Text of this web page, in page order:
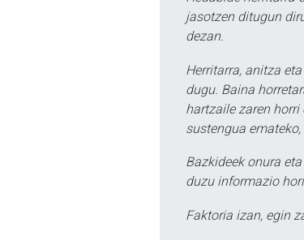
jasotzen ditugun
dezan.
Herritarra, anitza
dugu. Baina
hartzaile zaren
sustengua
Bazkideek onura
duzu informazio
Faktoria izan, egin